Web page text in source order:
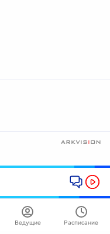
Ведущие Расписание